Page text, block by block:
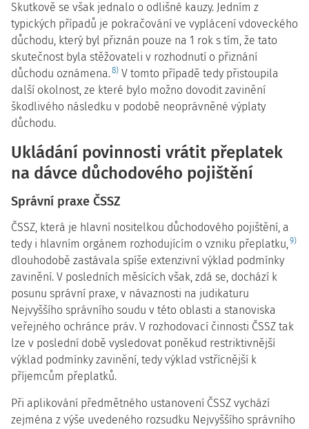
Skutkově se však jednalo o odlišné kauzy. Jedním z
typických případů je pokračování ve vyplácení vdoveckého
důchodu, který byl přiznán pouze na 1 rok s tím, že tato
skutečnost byla stěžovateli v rozhodnutí o přiznání
důchodu oznámena.8) V tomto případě tedy přistoupila
další okolnost, ze které bylo možno dovodit zavinění
škodlivého následku v podobě neoprávněné výplaty
důchodu.
Ukládání povinnosti vrátit přeplatek
na dávce důchodového pojištění
Správní praxe ČSSZ
ČSSZ, která je hlavní nositelkou důchodového pojištění, a
tedy i hlavním orgánem rozhodujícím o vzniku přeplatku,9)
dlouhodobě zastávala spíše extenzivní výklad podmínky
zavinění. V posledních měsících však, zdá se, dochází k
posunu správní praxe, v návaznosti na judikaturu
Nejvyššího správního soudu v této oblasti a stanoviska
veřejného ochránce práv. V rozhodovací činnosti ČSSZ tak
lze v poslední době vysledovat poněkud restriktivnější
výklad podmínky zavinění, tedy výklad vstřícnější k
příjemcům přeplatků.
Při aplikování předmětného ustanovení ČSSZ vychází
zejména z výše uvedeného rozsudku Nejvyššího správního